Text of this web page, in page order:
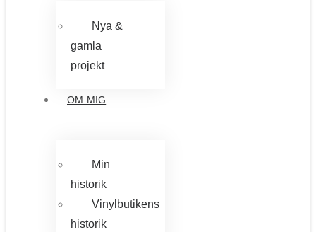
Nya &
gamla
projekt
OM MIG
Min
historik
Vinylbutikens
historik